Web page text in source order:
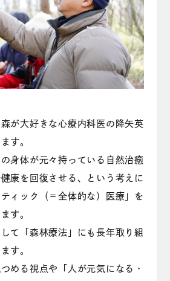
が大好きな心療内科医の降矢英
す。
身体が元々持っている自然治癒
康を回復させる、という考えに
ィック（＝全体的な）医療」を
す。
て「森林療法」にも長年取り組
す。
める視点や「人が元気になる・